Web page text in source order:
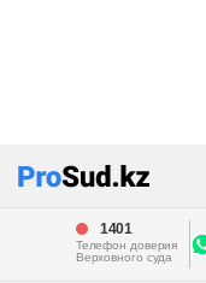
1401
Телефон доверия
Верховного суда